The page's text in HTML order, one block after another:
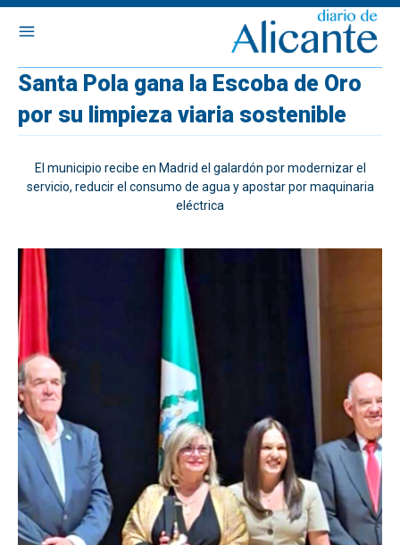
Santa Pola gana la Escoba de Oro
por su limpieza viaria sostenible
El municipio recibe en Madrid el galardón por modernizar el
servicio, reducir el consumo de agua y apostar por maquinaria
eléctrica